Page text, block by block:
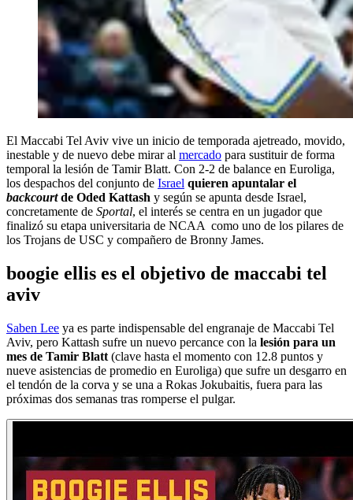
El Maccabi Tel Aviv vive un inicio de temporada ajetreado, movido,
inestable y de nuevo debe mirar al mercado para sustituir de forma
temporal la lesión de Tamir Blatt. Con 2-2 de balance en Euroliga,
los despachos del conjunto de Israel quieren apuntalar el
backcourtde Oded Kattash y según se apunta desde Israel,
concretamente de Sportal, el interés se centra en un jugador que
finalizó su etapa universitaria de NCAA como uno de los pilares de
los Trojans de USC y compañero de Bronny James.
boogie ellis es el objetivo de maccabi tel
aviv
Saben Lee ya es parte indispensable del engranaje de Maccabi Tel
Aviv, pero Kattash sufre un nuevo percance con la lesión para un
mes de Tamir Blatt (clave hasta el momento con 12.8 puntos y
nueve asistencias de promedio en Euroliga) que sufre un desgarro en
el tendón de la corva y se una a Rokas Jokubaitis, fuera para las
próximas dos semanas tras romperse el pulgar.